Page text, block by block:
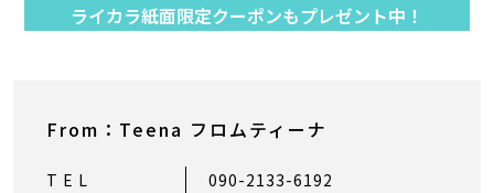
ライカラ紙面限定クーポンもプレゼント中！
From：Teena フロムティーナ
T E L
090-2133-6192